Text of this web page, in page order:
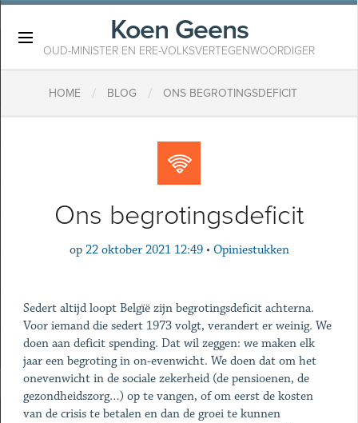
Koen Geens
OUD-MINISTER EN ERE-VOLKSVERTEGENWOORDIGER
HOME / BLOG / ONS BEGROTINGSDEFICIT
Ons begrotingsdeficit
op 22 oktober 2021 12:49 • Opiniestukken
Sedert altijd loopt Belgïë zijn begrotingsdeficit achterna.
Voor iemand die sedert 1973 volgt, verandert er weinig. We
doen aan deficit spending. Dat wil zeggen: we maken elk
jaar een begroting in on-evenwicht. We doen dat om het
onevenwicht in de sociale zekerheid (de pensioenen, de
gezondheidszorg…) op te vangen, of om eerst de kosten
van de crisis te betalen en dan de groei te kunnen